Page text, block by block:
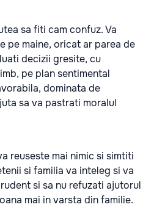
sa fiti cam confuz. Va
pe maine, oricat ar parea de
decizii gresite, cu
pe plan sentimental
dominata de
sa va pastrati moralul
reuseste mai nimic si simtiti
si familia va inteleg si va
si sa nu refuzati ajutorul
mai in varsta din familie.